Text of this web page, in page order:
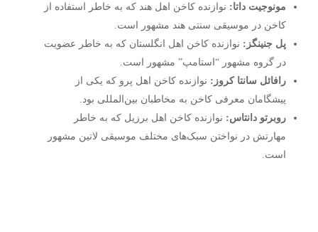
مونوجیت داتا: نوازنده کاخن اهل هند که به خاطر استفاده از
کاخن در موسیقی سنتی هند مشهور است.
پل جنینگز: نوازنده کاخن اهل انگلستان که به خاطر عضویت
در گروه مشهور “استامپ” مشهور است.
رافائل سانتا کروز: نوازنده کاخن اهل پرو که یکی از
پیشگامان معرفی کاخن به مخاطبان بین‌المللی بود.
روبرتو دانتاس: نوازنده کاخن اهل برزیل که به خاطر
مهارتش در نواختن سبک‌های مختلف موسیقی لاتین مشهور
است.